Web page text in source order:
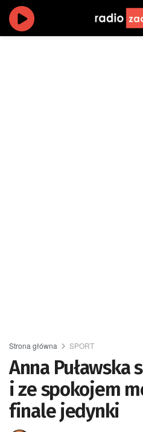
Strona główna SPORT
Anna Puławska
i ze spokojem
finale jedynki